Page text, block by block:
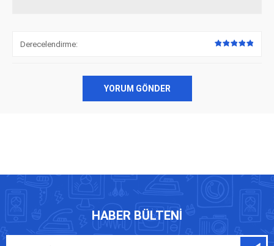
Derecelendirme:
YORUM GÖNDER
HABER BÜLTENI